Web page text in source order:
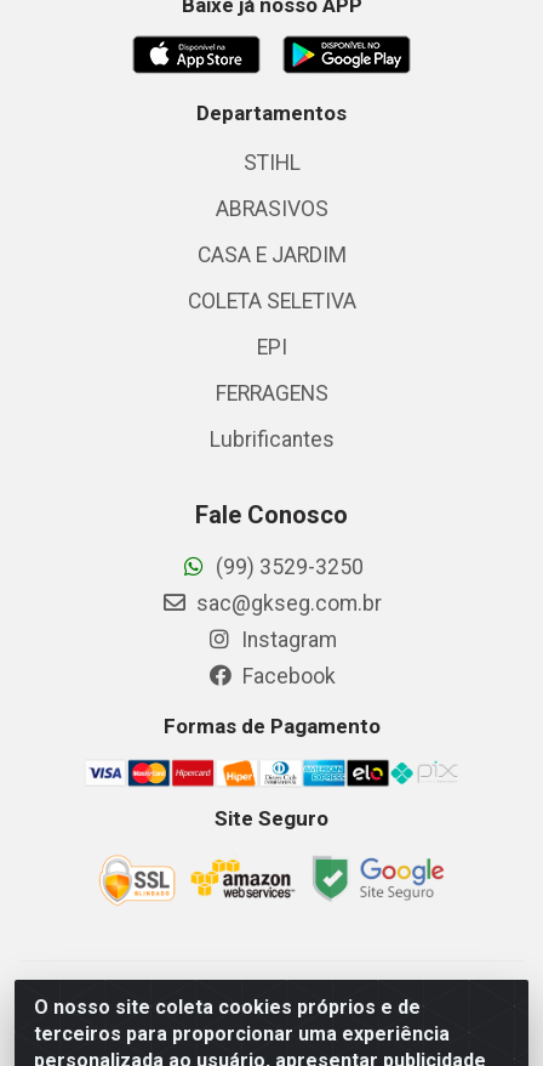
O nosso site coleta cookies próprios e de
terceiros para proporcionar uma experiência
personalizada ao usuário, apresentar publicidade
Departamentos
STIHL
ABRASIVOS
CASA E JARDIM
COLETA SELETIVA
EPI
FERRAGENS
Lubrificantes
Fale Conosco
(99) 3529-3250
sac@gkseg.com.br
Instagram
Facebook
Formas de Pagamento
Site Seguro
GKSEG EPI Maquinas e Equipamentos LTDA - Av. Getulio
Vargas, 2066 Centro, Imperatriz/MA - CEP 65.903-280 - CNPJ
11.191.946/0001-07 - Horários: Segunda-Sexta 08as18hs,